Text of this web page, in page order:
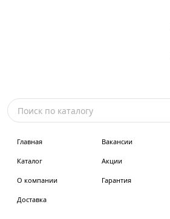
Главная
Каталог
О компании
Доставка
Вакансии
Акции
Гарантия